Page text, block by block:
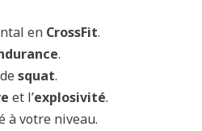
en CrossFit.
.
squat.
et l’explosivité.
à votre niveau.